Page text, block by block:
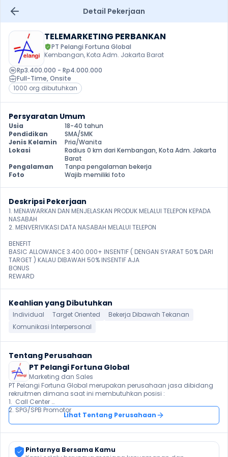
Detail Pekerjaan
TELEMARKETING PERBANKAN
PT Pelangi Fortuna Global
Kembangan, Kota Adm. Jakarta Barat
Rp3.400.000 - Rp4.000.000
Full-Time, Onsite
1000 org dibutuhkan
Persyaratan Umum
Usia
18-40 tahun
Pendidikan
SMA/SMK
Jenis Kelamin
Pria/Wanita
Lokasi
Radius 0 km dari Kembangan, Kota Adm. Jakarta
Barat
Pengalaman
Tanpa pengalaman bekerja
Foto
Wajib memiliki foto
Deskripsi Pekerjaan
1. MENAWARKAN DAN MENJELASKAN PRODUK MELALUI TELEPON KEPADA
NASABAH
2. MENVERIVIKASI DATA NASABAH MELALUI TELEPON
BENEFIT
BASIC ALLOWANCE 3.400.000+ INSENTIF ( DENGAN SYARAT 50% DARI
TARGET ) KALAU DIBAWAH 50% INSENTIF AJA
BONUS
REWARD
Keahlian yang Dibutuhkan
Individual Target Oriented
Bekerja Dibawah Tekanan
Komunikasi Interpersonal
Tentang Perusahaan
PT Pelangi Fortuna Global
Marketing dan Sales
PT Pelangi Fortuna Global merupakan perusahaan jasa dibidang
rekruitmen dimana saat ini membutuhkan posisi :
1.  Call Center
Lihat Tentang Perusahaan
Pintarnya Bersama Kamu